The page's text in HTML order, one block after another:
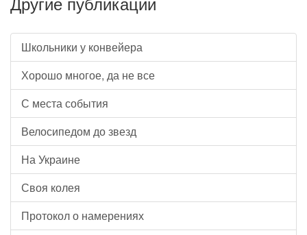
Школьники у конвейера
Хорошо многое, да не все
С места события
Велосипедом до звезд
На Украине
Своя колея
Протокол о намерениях